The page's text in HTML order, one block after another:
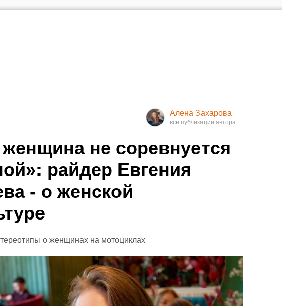
Алена Захарова
не соревнуется
райдер Евгения
- о женской
о женщинах на мотоциклах